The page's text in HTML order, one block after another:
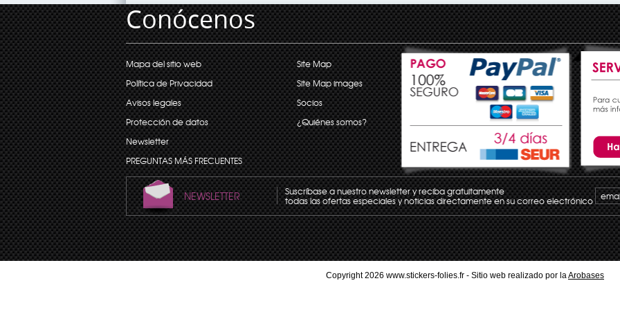
Conócenos
Mapa del sitio web
Política de Privacidad
Avisos legales
Protección de datos
Newsletter
PREGUNTAS MÁS FRECUENTES
Site Map
Site Map images
Socios
¿Quiénes somos?
NEWSLETTER Suscríbase a nuestro newsletter y reciba gratuitamente
todas las ofertas especiales y noticias directamente en su correo electrónico
Copyright 2026 www.stickers-folies.fr - Sitio web realizado por la Arobases